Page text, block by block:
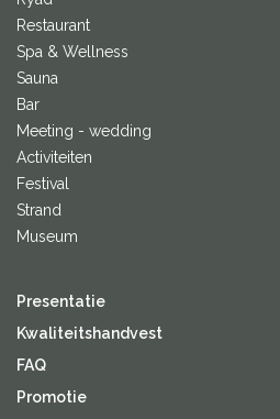
Restaurant
Spa & Wellness
Sauna
Bar
Meeting - wedding
Activiteiten
Festival
Strand
Museum
Presentatie
Kwaliteitshandvest
FAQ
Promotie